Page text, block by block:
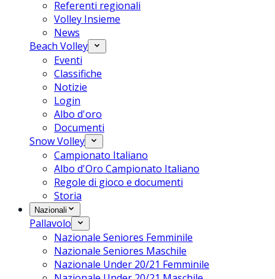
Referenti regionali
Volley Insieme
News
Beach Volley
Eventi
Classifiche
Notizie
Login
Albo d'oro
Documenti
Snow Volley
Campionato Italiano
Albo d'Oro Campionato Italiano
Regole di gioco e documenti
Storia
Nazionali
Pallavolo
Nazionale Seniores Femminile
Nazionale Seniores Maschile
Nazionale Under 20/21 Femminile